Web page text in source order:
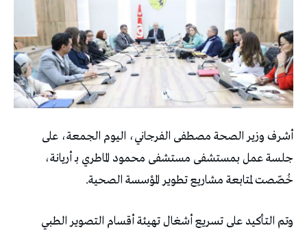
أشرف وزير الصحة مصطفى الفرجاني، اليوم الجمعة، على
جلسة عمل بمستشفى مستشفى محمود الماطري بـ أريانة،
خُصّصت لمتابعة مشاريع تطوير المؤسسة الصحية.
وتم التأكيد على تسريع أشغال تهيئة أقسام التصوير الطبي